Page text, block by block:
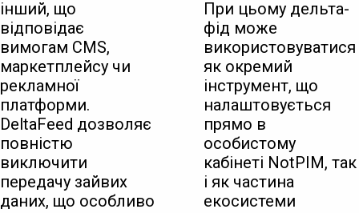
інший, що
відповідає
вимогам CMS,
маркетплейсу чи
рекламної
платформи.
DeltaFeed дозволяє
повністю
виключити
передачу зайвих
даних, що особливо
При цьому дельта-
фід може
використовуватися
як окремий
інструмент, що
налаштовується
прямо в
особистому
кабінеті NotPIM, так
і як частина
екосистеми